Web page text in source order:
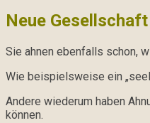
Neue
Sie ahnen ebenfalls schon,
Wie beispielsweise ein
Andere wiederum haben
können.